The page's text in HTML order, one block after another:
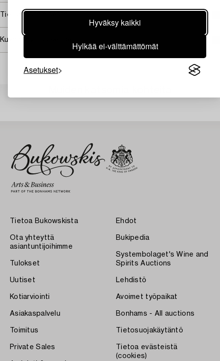
Hyväksy kaikki
Hylkää ei-välttämättömät
Asetukset
Tietoa ostamisesta
Kuvan käyttöoikeudet
Tietoa Bukowskista
Ota yhteyttä
asiantuntijoihimme
Tulokset
Uutiset
Kotiarviointi
Asiakaspalvelu
Toimitus
Private Sales
Ehdot
Bukipedia
Systembolaget's Wine and
Spirits Auctions
Lehdistö
Avoimet työpaikat
Bonhams - All auctions
Tietosuojakäytäntö
Tietoa evästeistä
(cookies)